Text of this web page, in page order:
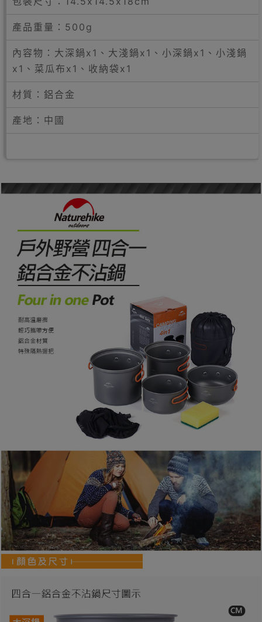
產品重量：500g
內容物：大深鍋x1、大淺鍋x1、小深鍋x1、小淺鍋
x1、菜瓜布x1、收納袋x1
材質：鋁合金
產地：中國